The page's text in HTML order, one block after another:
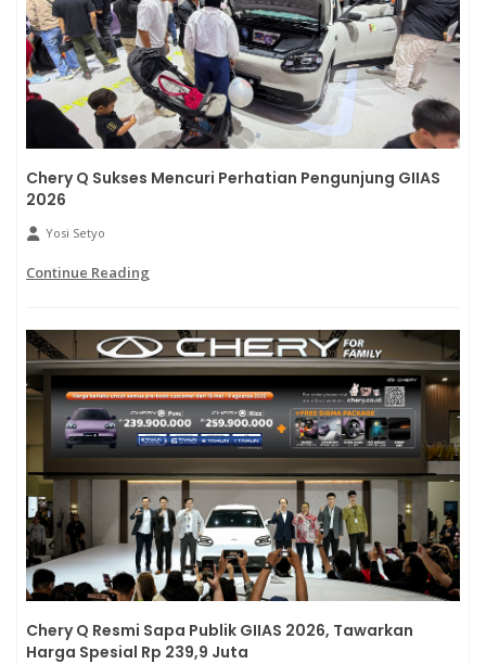
Chery Q Sukses Mencuri Perhatian Pengunjung GIIAS
2026
Yosi Setyo
Continue Reading
Chery Q Resmi Sapa Publik GIIAS 2026, Tawarkan
Harga Spesial Rp 239,9 Juta